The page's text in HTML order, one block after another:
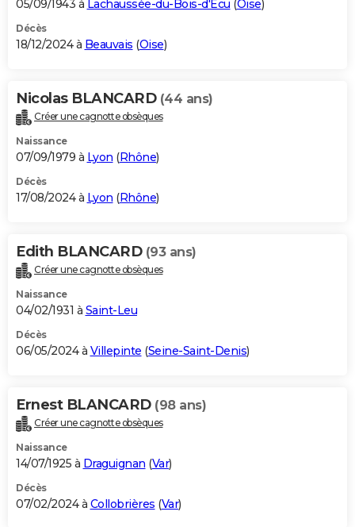
05/09/1943 à Lachaussée-du-Bois-d'Écu (Oise)
Décès
18/12/2024 à Beauvais (Oise)
Nicolas BLANCARD (44 ans)
Créer une cagnotte obsèques
Naissance
07/09/1979 à Lyon (Rhône)
Décès
17/08/2024 à Lyon (Rhône)
Edith BLANCARD (93 ans)
Créer une cagnotte obsèques
Naissance
04/02/1931 à Saint-Leu
Décès
06/05/2024 à Villepinte (Seine-Saint-Denis)
Ernest BLANCARD (98 ans)
Créer une cagnotte obsèques
Naissance
14/07/1925 à Draguignan (Var)
Décès
07/02/2024 à Collobrières (Var)